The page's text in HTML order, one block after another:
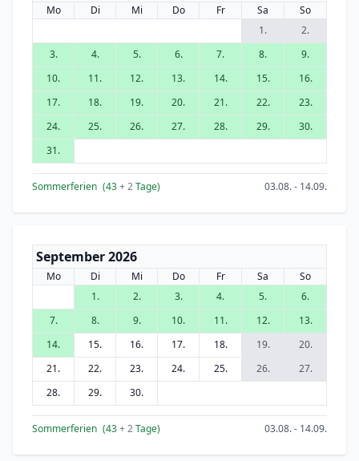
Mo Di Mi Do Fr Sa
So
1.
2.
3.
4. 5. 6. 7. 8.
9.
10.
11. 12. 13. 14. 15.
16.
17.
18. 19. 20. 21. 22.
23.
24.
25. 26. 27. 28. 29.
30.
31.
Sommerferien (43+ 2Tage) 03.08. - 14.09.
September 2026
Mo Di Mi Do Fr Sa
So
1.
2. 3. 4. 5.
6.
7.
8. 9. 10. 11. 12.
13.
14.
15. 16. 17. 18. 19.
20.
21.
22. 23. 24. 25. 26.
27.
28.
29. 30.
Sommerferien (43+ 2Tage) 03.08. - 14.09.